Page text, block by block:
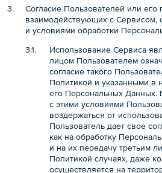
Согласие Пользователей или его
взаимодействующих с Сервисом,
и условиями обработки
Использование Сервиса
лицом Пользователем
согласие такого
Политикой и указанными в
его Персональных Данных.
с этими условиями
воздержаться от
Пользователь дает свое
как на обработку
и на их передачу третьим
Политикой случаях, даже
осуществляется на